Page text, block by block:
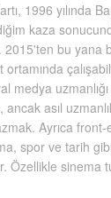
1996 yılında
kaza
2015'ten bu yana
ortamında
medya
asıl
Ayrıca front-
spor ve tarih
Özellikle sinema